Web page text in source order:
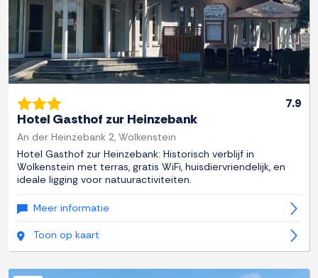
7.9
Hotel Gasthof zur Heinzebank
An der Heinzebank 2, Wolkenstein
Hotel Gasthof zur Heinzebank: Historisch verblijf in
Wolkenstein met terras, gratis WiFi, huisdiervriendelijk, en
ideale ligging voor natuuractiviteiten.
Meer informatie
Toon op kaart